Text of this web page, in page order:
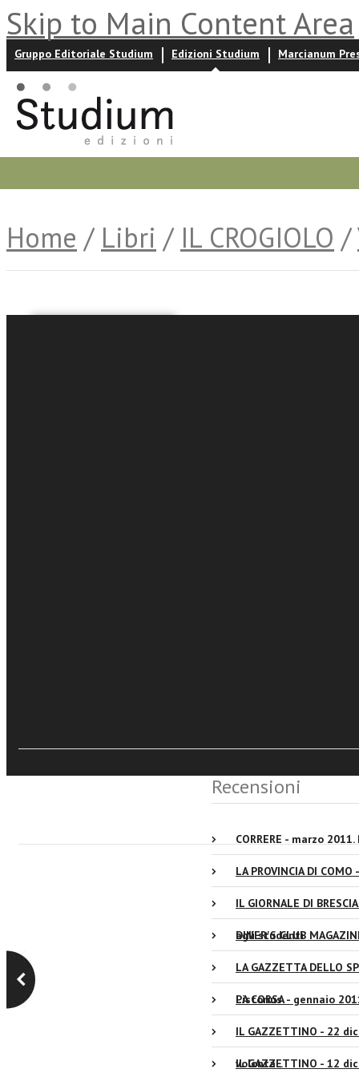
Skip to Main Content Area
Gruppo Editoriale Studium Edizioni Studium Marcianum
Home / Libri / IL CROGIOLO /
Recensioni
CORRERE - marzo
LA PROVINCIA DI
IL GIORNALE DI
agli studenti
DINER'S CLUB
LA GAZZETTA DELLO
Pistorius
LA CORSA - gennaio
IL GAZZETTINO - 22
volontà...
IL GAZZETTINO - 12